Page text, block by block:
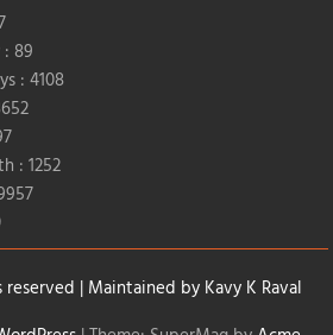
89
: 4108
: 1252
| Maintained by Kavy K Raval